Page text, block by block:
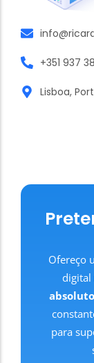
+351 937
Lisboa,
Ofereço
digital
absoluto
para